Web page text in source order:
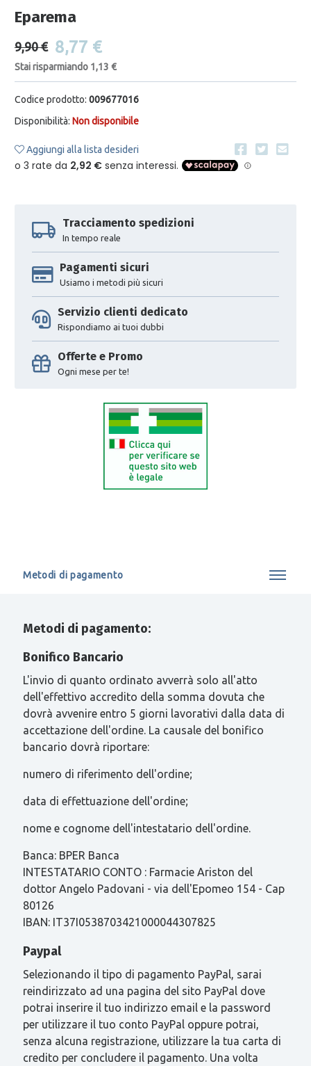
Eparema
9,90 € 8,77 €
Stai risparmiando 1,13 €
Codice prodotto: 009677016
Disponibilità: Non disponibile
Aggiungi alla lista desideri
Tracciamento spedizioni
In tempo reale
Pagamenti sicuri
Usiamo i metodi più sicuri
Servizio clienti dedicato
Rispondiamo ai tuoi dubbi
Offerte e Promo
Ogni mese per te!
Metodi di pagamento
Metodi di pagamento:
Bonifico Bancario
L'invio di quanto ordinato avverrà solo all'atto
dell'effettivo accredito della somma dovuta che
dovrà avvenire entro 5 giorni lavorativi dalla data di
accettazione dell'ordine. La causale del bonifico
bancario dovrà riportare:
numero di riferimento dell'ordine;
data di effettuazione dell'ordine;
nome e cognome dell'intestatario dell'ordine.
Banca: BPER Banca
INTESTATARIO CONTO : Farmacie Ariston del
dottor Angelo Padovani - via dell'Epomeo 154 - Cap
80126
IBAN: IT37I0538703421000044307825
Paypal
Selezionando il tipo di pagamento PayPal, sarai
reindirizzato ad una pagina del sito PayPal dove
potrai inserire il tuo indirizzo email e la password
per utilizzare il tuo conto PayPal oppure potrai,
senza alcuna registrazione, utilizzare la tua carta di
credito per concludere il pagamento. Una volta